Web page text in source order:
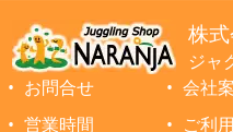
株
ジャ
お問合せ
会社
営業時間
ご利